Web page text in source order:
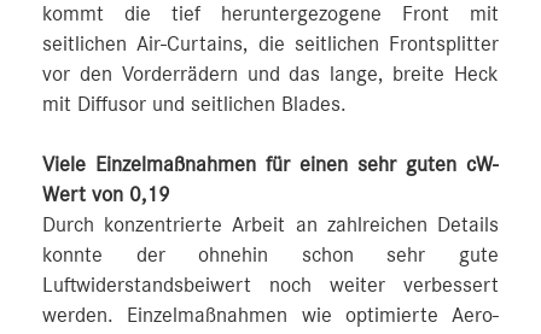
kommt die tief heruntergezogene Front mit
seitlichen Air-Curtains, die seitlichen Frontsplitter
vor den Vorderrädern und das lange, breite Heck
mit Diffusor und seitlichen Blades.
Viele Einzelmaßnahmen für einen sehr guten cW-
Wert von 0,19
Durch konzentrierte Arbeit an zahlreichen Details
konnte der ohnehin schon sehr gute
Luftwiderstandsbeiwert noch weiter verbessert
werden. Einzelmaßnahmen wie optimierte Aero-